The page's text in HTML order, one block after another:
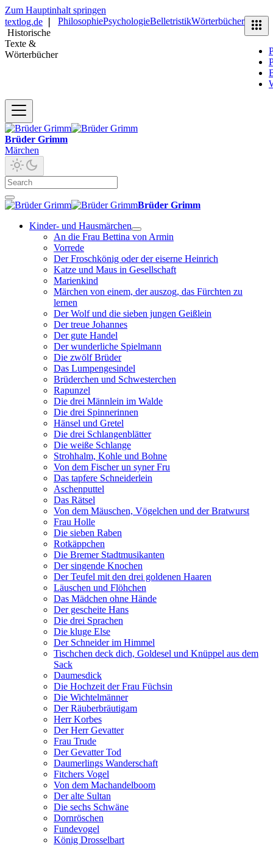
Zum Hauptinhalt springen
textlog.de
Historische
Texte &
Wörterbücher
PhilosophiePsychologieBelletristikWörterbücher
Brüder Grimm
Märchen
Brüder Grimm
Kinder- und Hausmärchen
An die Frau Bettina von Armin
Vorrede
Der Froschkönig oder der eiserne Heinrich
Katze und Maus in Gesellschaft
Marienkind
Märchen von einem, der auszog, das Fürchten zu
lernen
Der Wolf und die sieben jungen Geißlein
Der treue Johannes
Der gute Handel
Der wunderliche Spielmann
Die zwölf Brüder
Das Lumpengesindel
Brüderchen und Schwesterchen
Rapunzel
Die drei Männlein im Walde
Die drei Spinnerinnen
Hänsel und Gretel
Die drei Schlangenblätter
Die weiße Schlange
Strohhalm, Kohle und Bohne
Von dem Fischer un syner Fru
Das tapfere Schneiderlein
Aschenputtel
Das Rätsel
Von dem Mäuschen, Vögelchen und der Bratwurst
Frau Holle
Die sieben Raben
Rotkäppchen
Die Bremer Stadtmusikanten
Der singende Knochen
Der Teufel mit den drei goldenen Haaren
Läuschen und Flöhchen
Das Mädchen ohne Hände
Der gescheite Hans
Die drei Sprachen
Die kluge Else
Der Schneider im Himmel
Tischchen deck dich, Goldesel und Knüppel aus dem
Sack
Daumesdick
Die Hochzeit der Frau Füchsin
Die Wichtelmänner
Der Räuberbräutigam
Herr Korbes
Der Herr Gevatter
Frau Trude
Der Gevatter Tod
Daumerlings Wanderschaft
Fitchers Vogel
Von dem Machandelboom
Der alte Sultan
Die sechs Schwäne
Dornröschen
Fundevogel
König Drosselbart